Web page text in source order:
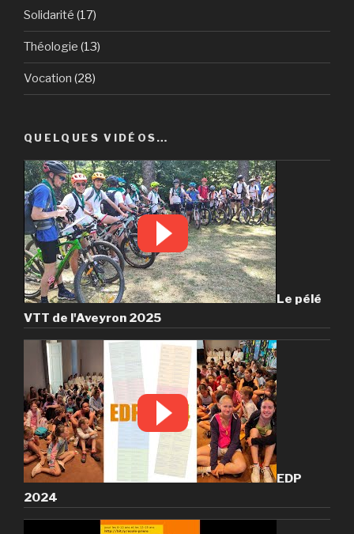
Solidarité (17)
Théologie (13)
Vocation (28)
QUELQUES VIDÉOS…
Le pélé
VTT de l'Aveyron 2025
EDP
2024